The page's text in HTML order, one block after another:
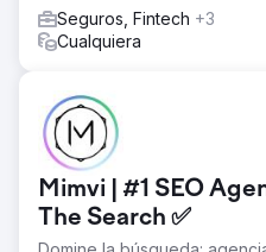
Ir a la página
Seguros, Fintech +3
Cualquiera
Mimvi | #1 SEO
The Search ✅